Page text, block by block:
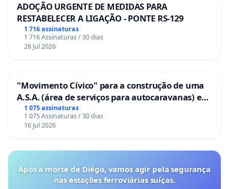
ADOÇÃO URGENTE DE MEDIDAS PARA
RESTABELECER A LIGAÇÃO - PONTE RS-129
1 716 assinaturas
1 716 Assinaturas / 30 dias
28 Jul 2026
"Movimento Cívico" para a construção de uma
A.S.A. (área de serviços para autocaravanas) em
Coimbra
1 075 assinaturas
1 075 Assinaturas / 30 dias
16 Jul 2026
Após a morte de Diégo, vamos agir pela segurança
nas estações ferroviárias suíças.